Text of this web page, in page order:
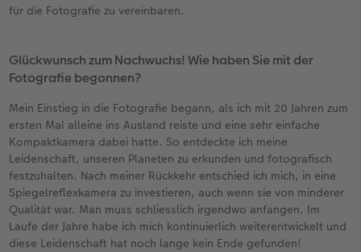
für die Fotografie zu vereinbaren.
Glückwunsch zum Nachwuchs! Wie haben Sie mit der
Fotografie begonnen?
Mein Einstieg in die Fotografie begann, als ich mit 20 Jahren zum
ersten Mal alleine ins Ausland reiste und eine sehr einfache
Kompaktkamera dabei hatte. So entdeckte ich meine
Leidenschaft, unseren Planeten zu erkunden und fotografisch
festzuhalten. Nach meiner Rückkehr entschied ich mich, in eine
Spiegelreflexkamera zu investieren, auch wenn sie von minderer
Qualität war. Man muss schliesslich irgendwo anfangen. Im
Laufe der Jahre habe ich mich kontinuierlich weiterentwickelt und
diese Leidenschaft hat noch lange kein Ende gefunden!